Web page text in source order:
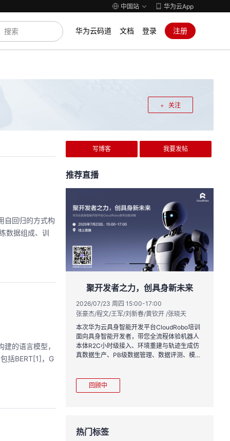
中国站 华为云App
华为云码道 文档 登录 注册
关注
自回归的方式构
数据组成、训
的语言模型，
括BERT[1]，G
写博客 我要发帖
推荐直播
零距离体验从需
闭环的开发过
聚开发者之力，创具身新未来
2026/07/23 周四 15:00-17:00
张豪杰/程文/王军/刘新春/黄钦开 /张晓天
本次华为云具身智能开发平台CloudRobo培训
面向具身智能开发者，带您全流程体验机器人
本体R2C小时级接入、环境重建与轨迹生成仿
真数据生产、PB级数据管理、数据评测、模型
回顾中
热门标签